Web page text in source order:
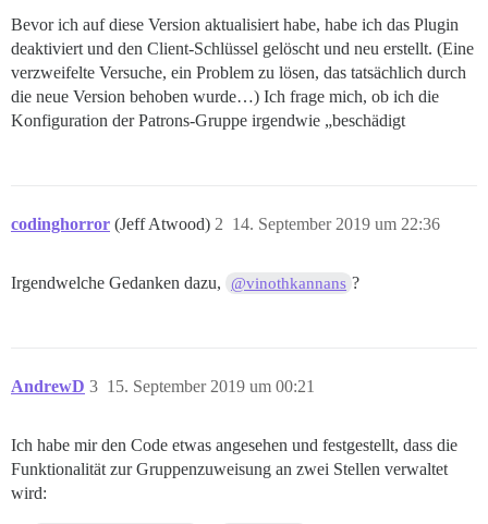
Bevor ich auf diese Version aktualisiert habe, habe ich das Plugin
deaktiviert und den Client-Schlüssel gelöscht und neu erstellt. (Eine
verzweifelte Versuche, ein Problem zu lösen, das tatsächlich durch
die neue Version behoben wurde…) Ich frage mich, ob ich die
Konfiguration der Patrons-Gruppe irgendwie „beschädigt
codinghorror (Jeff Atwood) 14. September 2019 um 22:36
2
Irgendwelche Gedanken dazu, @vinothkannans ?
AndrewD 15. September 2019 um 00:21
3
Ich habe mir den Code etwas angesehen und festgestellt, dass die
Funktionalität zur Gruppenzuweisung an zwei Stellen verwaltet
wird: